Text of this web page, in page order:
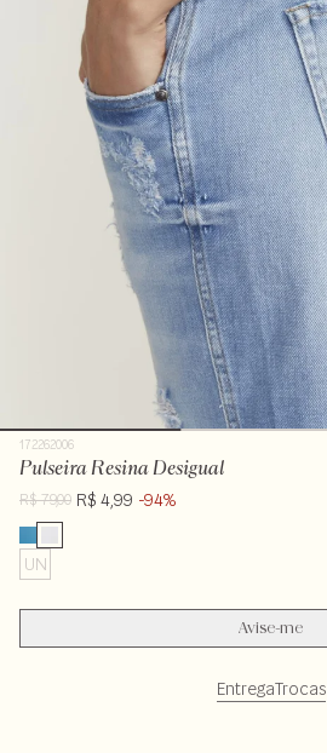
172262006
Pulseira Resina Desigual
R$ 79,00 R$ 4,99 -94%
UN
Avise-me
EntregaTrocas